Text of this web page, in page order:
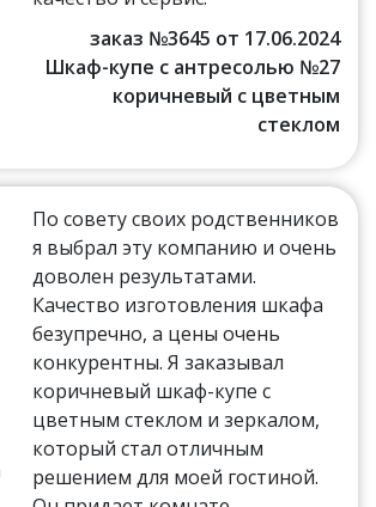
заказ №3645 от 17.06.2024
Шкаф-купе с антресолью №27
коричневый с цветным
стеклом
По совету своих родственников
я выбрал эту компанию и очень
доволен результатами.
Качество изготовления шкафа
безупречно, а цены очень
конкурентны. Я заказывал
коричневый шкаф-купе с
цветным стеклом и зеркалом,
который стал отличным
решением для моей гостиной.